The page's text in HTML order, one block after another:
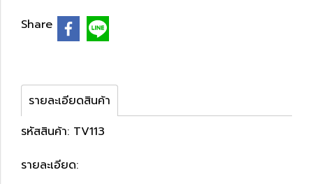
Share
รายละเอียดสินค้า
รหัสสินค้า: TV113
รายละเอียด: